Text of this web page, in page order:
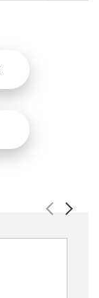
Previous
Next